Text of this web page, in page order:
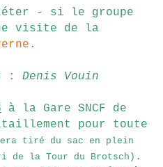
- si le groupe
visite de la
.
: Denis Vouin
à la Gare SNCF de
pour toute
tiré du sac en plein
la Tour du Brotsch) .